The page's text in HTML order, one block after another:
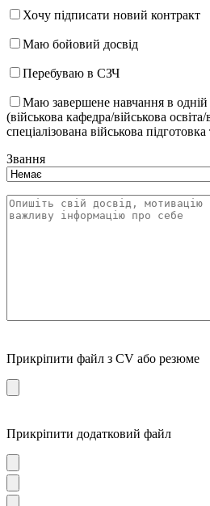
Хочу підписати новий контракт
Маю бойовий досвід
Перебуваю в СЗЧ
Маю завершене навчання в одній
(військова кафедра/військова
спеціалізована військова
Звання
Прикріпити файл з CV або резюме
Прикріпити додатковий файл